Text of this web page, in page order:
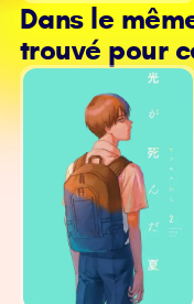
Dans le
trouvé pour